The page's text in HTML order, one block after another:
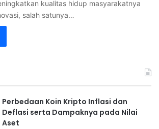
kualitas hidup masyarakatnya
salah satunya…
Perbedaan Koin Kripto Inflasi dan
Deflasi serta Dampaknya pada Nilai
Aset